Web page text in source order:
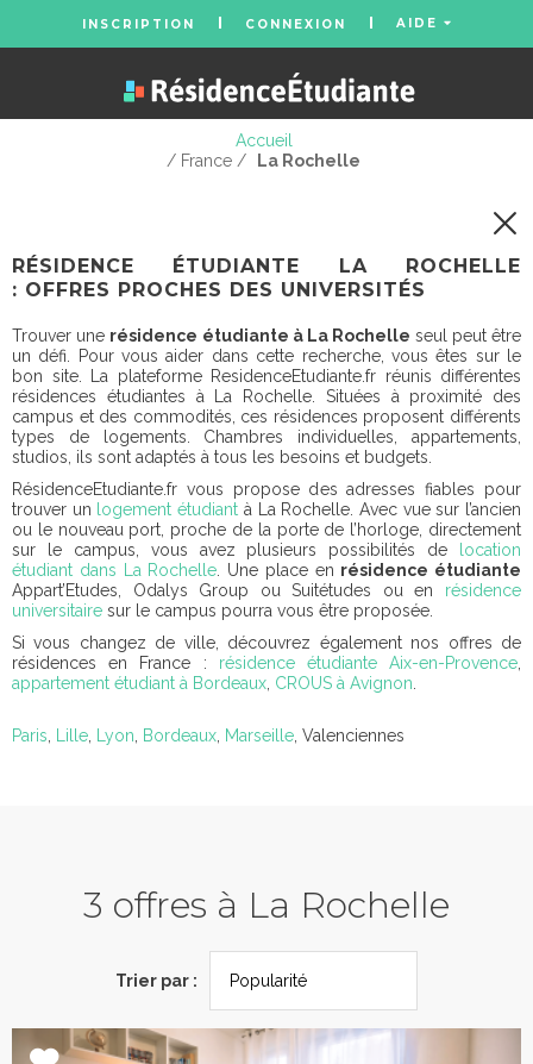
INSCRIPTION CONNEXION AIDE
Accueil
/ France /
La Rochelle
RÉSIDENCE ÉTUDIANTE LA ROCHELLE
: OFFRES PROCHES DES UNIVERSITÉS
Trouver une résidence étudiante à La Rochelle seul peut être
un défi. Pour vous aider dans cette recherche, vous êtes sur le
bon site. La plateforme ResidenceEtudiante.fr réunis différentes
résidences étudiantes à La Rochelle. Situées à proximité des
campus et des commodités, ces résidences proposent différents
types de logements. Chambres individuelles, appartements,
studios, ils sont adaptés à tous les besoins et budgets.
RésidenceEtudiante.fr vous propose des adresses fiables pour
trouver un
logement étudiant à La Rochelle. Avec vue sur l’ancien
ou le nouveau port, proche de la porte de l’horloge, directement
sur le campus, vous avez plusieurs possibilités de
location
étudiant dans La Rochelle . Une place en résidence étudiante
Appart’Etudes, Odalys Group ou Suitétudes ou en résidence
universitaire sur le campus pourra vous être proposée.
Si vous changez de ville, découvrez également nos offres de
résidences en France : résidence étudiante Aix-en-Provence
appartement étudiant à Bordeaux CROUS à Avignon
Paris Lille Lyon Bordeaux Marseille , Valenciennes
3 offres à La Rochelle
Trier par :